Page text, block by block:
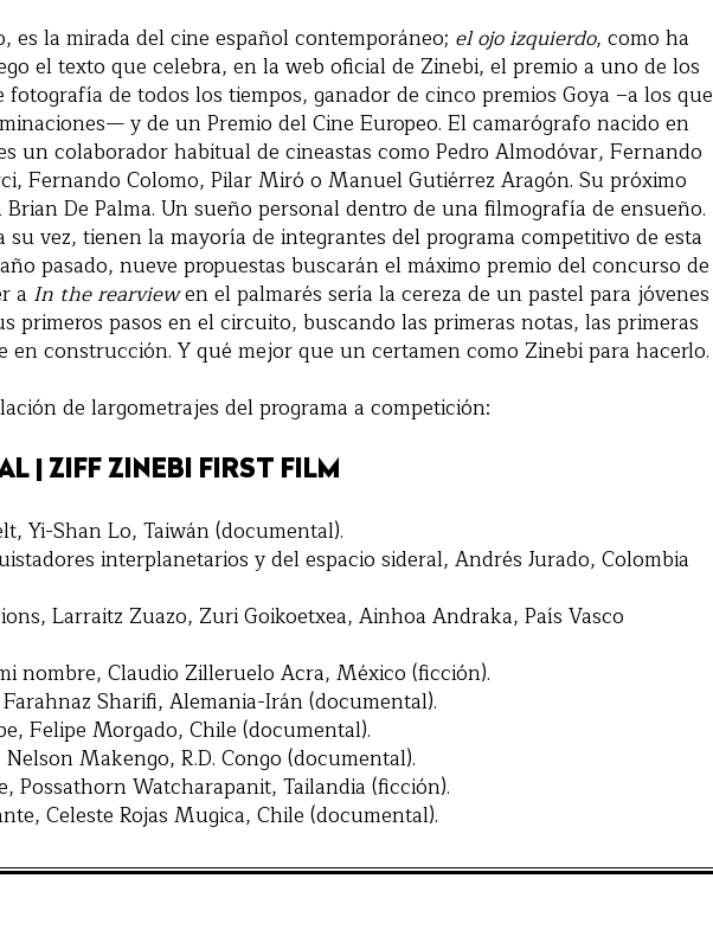
es la mirada del cine español contemporáneo; el ojo izquierdo, como ha
el texto que celebra, en la web oficial de Zinebi, el premio a uno de los
fotografía de todos los tiempos, ganador de cinco premios Goya –a los que
y de un Premio del Cine Europeo. El camarógrafo nacido en
un colaborador habitual de cineastas como Pedro Almodóvar, Fernando
Fernando Colomo, Pilar Miró o Manuel Gutiérrez Aragón. Su próximo
De Palma. Un sueño personal dentro de una filmografía de ensueño.
su vez, tienen la mayoría de integrantes del programa competitivo de esta
pasado, nueve propuestas buscarán el máximo premio del concurso de
a In the rearviewen el palmarés sería la cereza de un pastel para jóvenes
primeros pasos en el circuito, buscando las primeras notas, las primeras
en construcción. Y qué mejor que un certamen como Zinebi para hacerlo.
de largometrajes del programa a competición:
| ZIFF ZINEBI FIRST FILM
Yi-Shan Lo, Taiwán (documental).
interplanetarios y del espacio sideral, Andrés Jurado, Colombia
Larraitz Zuazo, Zuri Goikoetxea, Ainhoa Andraka, País Vasco
nombre, Claudio Zilleruelo Acra, México (ficción).
Sharifi, Alemania-Irán (documental).
Felipe Morgado, Chile (documental).
Makengo, R.D. Congo (documental).
Possathorn Watcharapanit, Tailandia (ficción).
Celeste Rojas Mugica, Chile (documental).